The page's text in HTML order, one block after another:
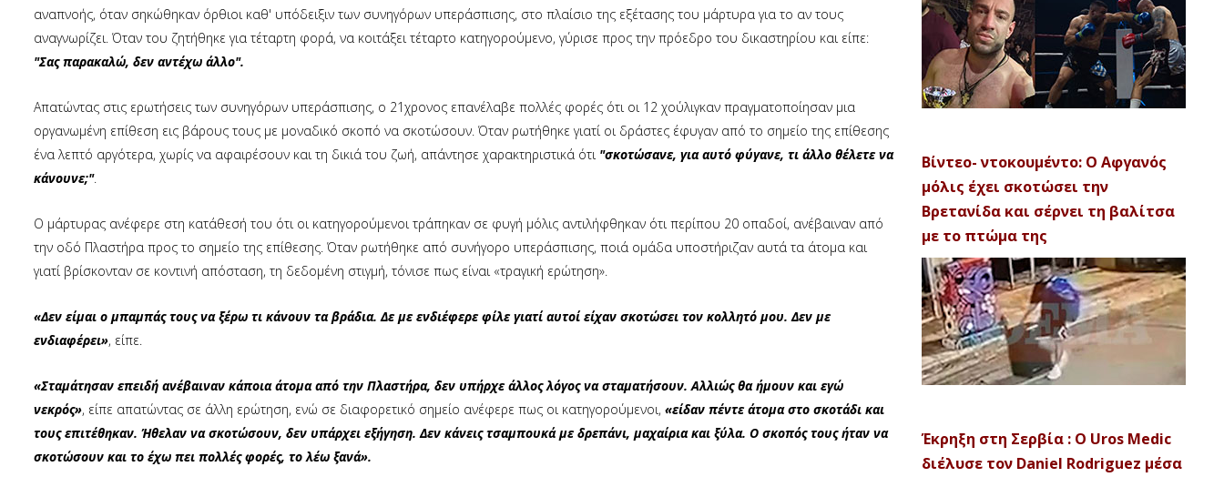
αναπνοής, όταν σηκώθηκαν όρθιοι καθ' υπόδειξιν των συνηγόρων υπεράσπισης, στο πλαίσιο της εξέτασης του μάρτυρα για το αν τους
αναγνωρίζει. Όταν του ζητήθηκε για τέταρτη φορά, να κοιτάξει τέταρτο κατηγορούμενο, γύρισε προς την πρόεδρο του δικαστηρίου και είπε:
"Σας παρακαλώ, δεν αντέχω άλλο".
Απατώντας στις ερωτήσεις των συνηγόρων υπεράσπισης, ο 21χρονος επανέλαβε πολλές φορές ότι οι 12 χούλιγκαν πραγματοποίησαν μια
οργανωμένη επίθεση εις βάρους τους με μοναδικό σκοπό να σκοτώσουν. Όταν ρωτήθηκε γιατί οι δράστες έφυγαν από το σημείο της επίθεσης
ένα λεπτό αργότερα, χωρίς να αφαιρέσουν και τη δικιά του ζωή, απάντησε χαρακτηριστικά ότι "σκοτώσανε, για αυτό φύγανε, τι άλλο θέλετε να
κάνουνε;".
Ο μάρτυρας ανέφερε στη κατάθεσή του ότι οι κατηγορούμενοι τράπηκαν σε φυγή μόλις αντιλήφθηκαν ότι περίπου 20 οπαδοί, ανέβαιναν από
την οδό Πλαστήρα προς το σημείο της επίθεσης. Όταν ρωτήθηκε από συνήγορο υπεράσπισης, ποιά ομάδα υποστήριζαν αυτά τα άτομα και
γιατί βρίσκονταν σε κοντινή απόσταση, τη δεδομένη στιγμή, τόνισε πως είναι «τραγική ερώτηση».
«Δεν είμαι ο μπαμπάς τους να ξέρω τι κάνουν τα βράδια. Δε με ενδιέφερε φίλε γιατί αυτοί είχαν σκοτώσει τον κολλητό μου. Δεν με
ενδιαφέρει», είπε.
«Σταμάτησαν επειδή ανέβαιναν κάποια άτομα από την Πλαστήρα, δεν υπήρχε άλλος λόγος να σταματήσουν. Αλλιώς θα ήμουν και εγώ
νεκρός», είπε απατώντας σε άλλη ερώτηση, ενώ σε διαφορετικό σημείο ανέφερε πως οι κατηγορούμενοι, «είδαν πέντε άτομα στο σκοτάδι και
τους επιτέθηκαν. Ήθελαν να σκοτώσουν, δεν υπάρχει εξήγηση. Δεν κάνεις τσαμπουκά με δρεπάνι, μαχαίρια και ξύλα. Ο σκοπός τους ήταν να
σκοτώσουν και το έχω πει πολλές φορές, το λέω ξανά».
Βίντεο- ντοκουμέντο: Ο Αφγανός
μόλις έχει σκοτώσει την
Βρετανίδα και σέρνει τη βαλίτσα
με το πτώμα της
Έκρηξη στη Σερβία : Ο Uros Medic
διέλυσε τον Daniel Rodriguez μέσα